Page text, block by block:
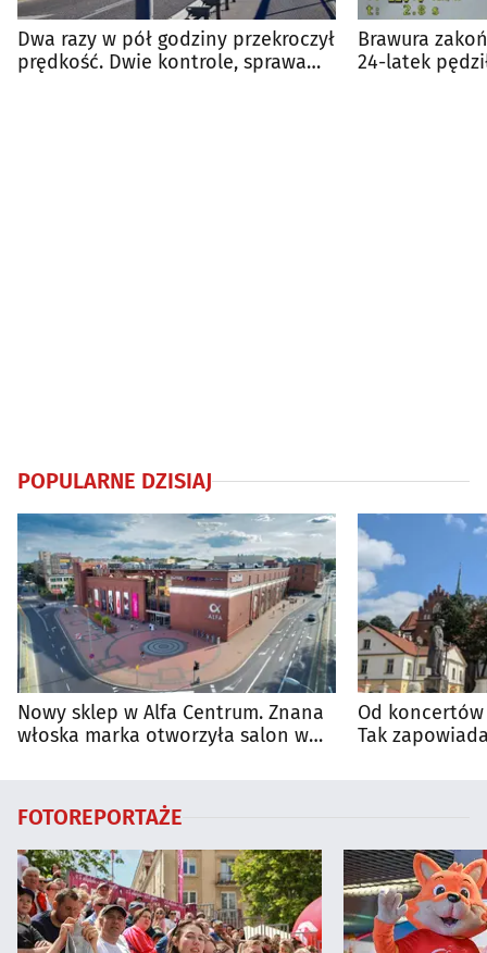
Dwa razy w pół godziny przekroczył
prędkość. Dwie kontrole, sprawa
Brawura
24-latek
POPULARNE DZISIAJ
Nowy sklep w Alfa Centrum. Znana
włoska marka otworzyła salon w
Od
Tak
FOTOREPORTAŻE